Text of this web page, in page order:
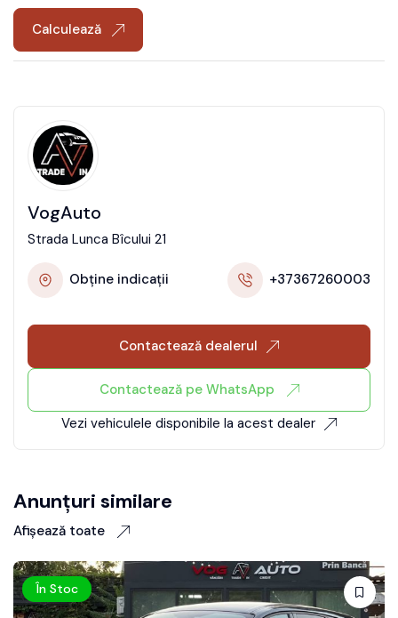
Calculează
VogAuto
Strada Lunca Bîcului 21
Obține indicații +37367260003
Contactează dealerul
Contactează pe WhatsApp
Vezi vehiculele disponibile la acest dealer
Anunțuri similare
Afișează toate
În Stoc